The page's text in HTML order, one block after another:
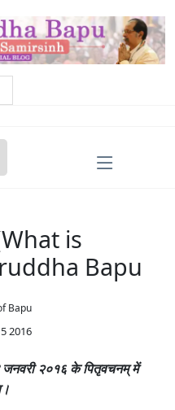
is
Bapu
Bapu
2016
जनवरी २०१६ के पितृवचनम् में